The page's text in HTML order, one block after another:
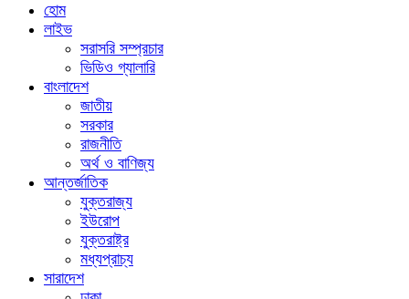
হোম
লাইভ
সরাসরি সম্প্রচার
ভিডিও গ্যালারি
বাংলাদেশ
জাতীয়
সরকার
রাজনীতি
অর্থ ও বাণিজ্য
আন্তর্জাতিক
যুক্তরাজ্য
ইউরোপ
যুক্তরাষ্ট্র
মধ্যপ্রাচ্য
সারাদেশ